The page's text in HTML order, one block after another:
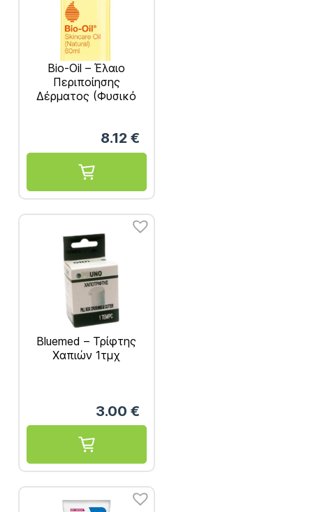
Bio-Oil – Έλαιο
Περιποίησης
Δέρματος (Φυσικό
8.12 €
Bluemed – Τρίφτης
Χαπιών 1τμχ
3.00 €